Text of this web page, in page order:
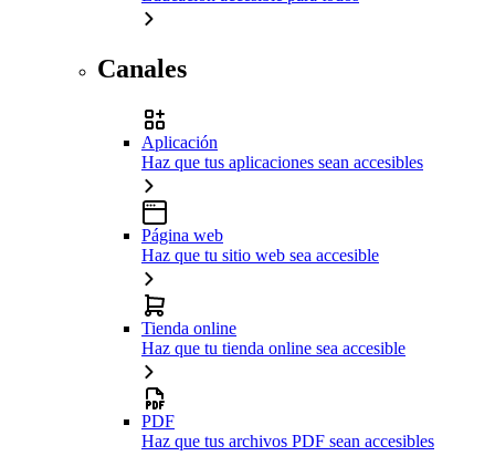
Canales
Aplicación
Haz que tus aplicaciones sean accesibles
Página web
Haz que tu sitio web sea accesible
Tienda online
Haz que tu tienda online sea accesible
PDF
Haz que tus archivos PDF sean accesibles